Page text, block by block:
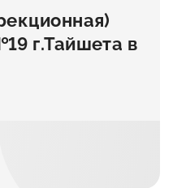
г.Тайшета в